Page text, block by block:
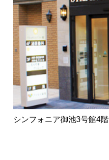
シンフォニア御池3号館4階